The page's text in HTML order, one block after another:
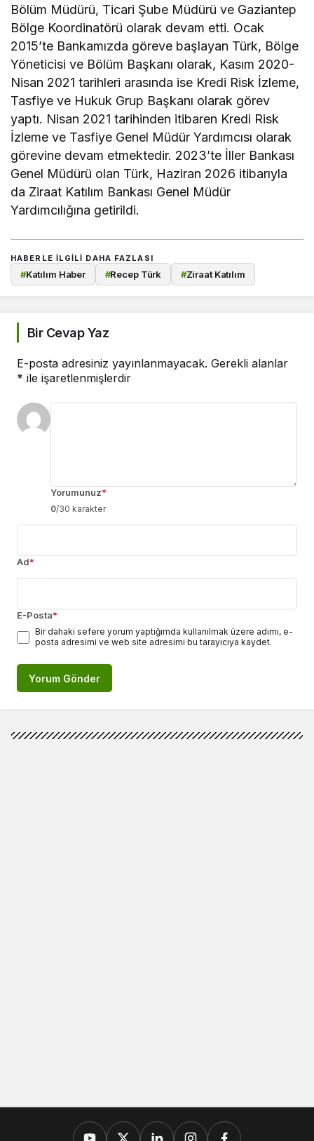
Bölüm Müdürü, Ticari Şube Müdürü ve Gaziantep
Bölge Koordinatörü olarak devam etti. Ocak
2015’te Bankamızda göreve başlayan Türk, Bölge
Yöneticisi ve Bölüm Başkanı olarak, Kasım 2020-
Nisan 2021 tarihleri arasında ise Kredi Risk İzleme,
Tasfiye ve Hukuk Grup Başkanı olarak görev
yaptı. Nisan 2021 tarihinden itibaren Kredi Risk
İzleme ve Tasfiye Genel Müdür Yardımcısı olarak
görevine devam etmektedir. 2023’te İller Bankası
Genel Müdürü olan Türk, Haziran 2026 itibarıyla
da Ziraat Katılım Bankası Genel Müdür
Yardımcılığına getirildi.
HABERLE ILGILI DAHA FAZLASI
#Katılım Haber #Recep Türk #Ziraat Katılım
Bir Cevap Yaz
E-posta adresiniz yayınlanmayacak. Gerekli alanlar
* ile işaretlenmişlerdir
Yorumunuz*
0/30 karakter
Ad*
E-Posta*
Bir dahaki sefere yorum yaptığımda kullanılmak üzere adımı, e-
posta adresimi ve web site adresimi bu tarayıcıya kaydet.
Yorum Gönder